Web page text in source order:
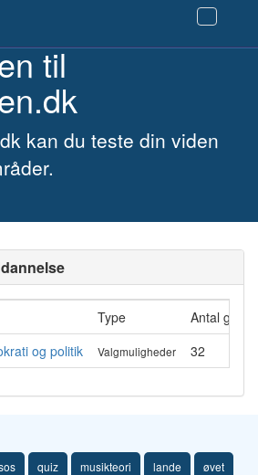
til
kan du teste din viden
Type
Antal
og politik
Valgmuligheder 32
quiz musikteori lande øvet